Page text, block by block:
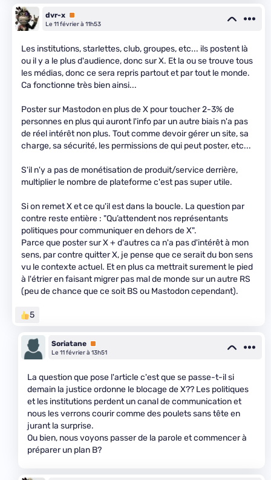
dvr-x Premium
Le 11 février à 11h53
Les institutions, starlettes, club, groupes, etc... ils postent là
ou il y a le plus d'audience, donc sur X. Et la ou se trouve tous
les médias, donc ce sera repris partout et par tout le monde.
Ca fonctionne très bien ainsi...
Poster sur Mastodon en plus de X pour toucher 2-3% de
personnes en plus qui auront l'info par un autre biais n'a pas
de réel intérêt non plus. Tout comme devoir gérer un site, sa
charge, sa sécurité, les permissions de qui peut poster, etc...
S'il n'y a pas de monétisation de produit/service derrière,
multiplier le nombre de plateforme c'est pas super utile.
Si on remet X et ce qu'il est dans la boucle. La question par
contre reste entière : "Qu’attendent nos représentants
politiques pour communiquer en dehors de X".
Parce que poster sur X + d'autres ca n'a pas d'intérêt à mon
sens, par contre quitter X, je pense que ce serait du bon sens
vu le contexte actuel. Et en plus ca mettrait surement le pied
à l'étrier en faisant migrer pas mal de monde sur un autre RS
(peu de chance que ce soit BS ou Mastodon cependant).
5
Soriatane Premium
Le 11 février à 13h51
La question que pose l'article c'est que se passe-t-il si
demain la justice ordonne le blocage de X?? Les politiques
et les institutions perdent un canal de communication et
nous les verrons courir comme des poulets sans tête en
jurant la surprise.
Ou bien, nous voyons passer de la parole et commencer à
préparer un plan B?